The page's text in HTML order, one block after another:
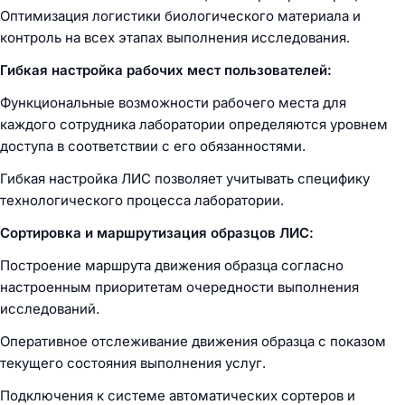
Оптимизация логистики биологического материала и
контроль на всех этапах выполнения исследования.
Гибкая настройка рабочих мест пользователей:
Функциональные возможности рабочего места для
каждого сотрудника лаборатории определяются уровнем
доступа в соответствии с его обязанностями.
Гибкая настройка ЛИС позволяет учитывать специфику
технологического процесса лаборатории.
Сортировка и маршрутизация образцов ЛИС:
Построение маршрута движения образца согласно
настроенным приоритетам очередности выполнения
исследований.
Оперативное отслеживание движения образца с показом
текущего состояния выполнения услуг.
Подключения к системе автоматических сортеров и